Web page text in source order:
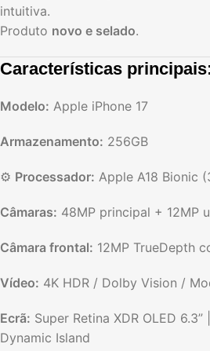
intuitiva.
Produto novo e selado.
Características
Modelo: Apple iPhone 17
Armazenamento: 256GB
⚙️ Processador: Apple A18 Bionic
Câmaras: 48MP principal + 12MP
Câmara frontal: 12MP TrueDepth
Vídeo: 4K HDR / Dolby Vision /
Ecrã: Super Retina XDR OLED 6.3”
Dynamic Island